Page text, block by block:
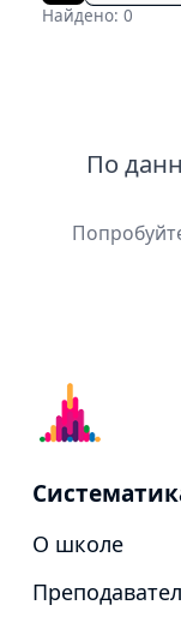
Найдено: 0
По
О школе